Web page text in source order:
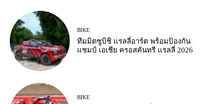
BIKE
ทีมมิตซูบิชิ แรลลี่อาร์ต พร้อมป้องกัน
แชมป์ เอเชีย ครอสคันทรี แรลลี่ 2026
BIKE